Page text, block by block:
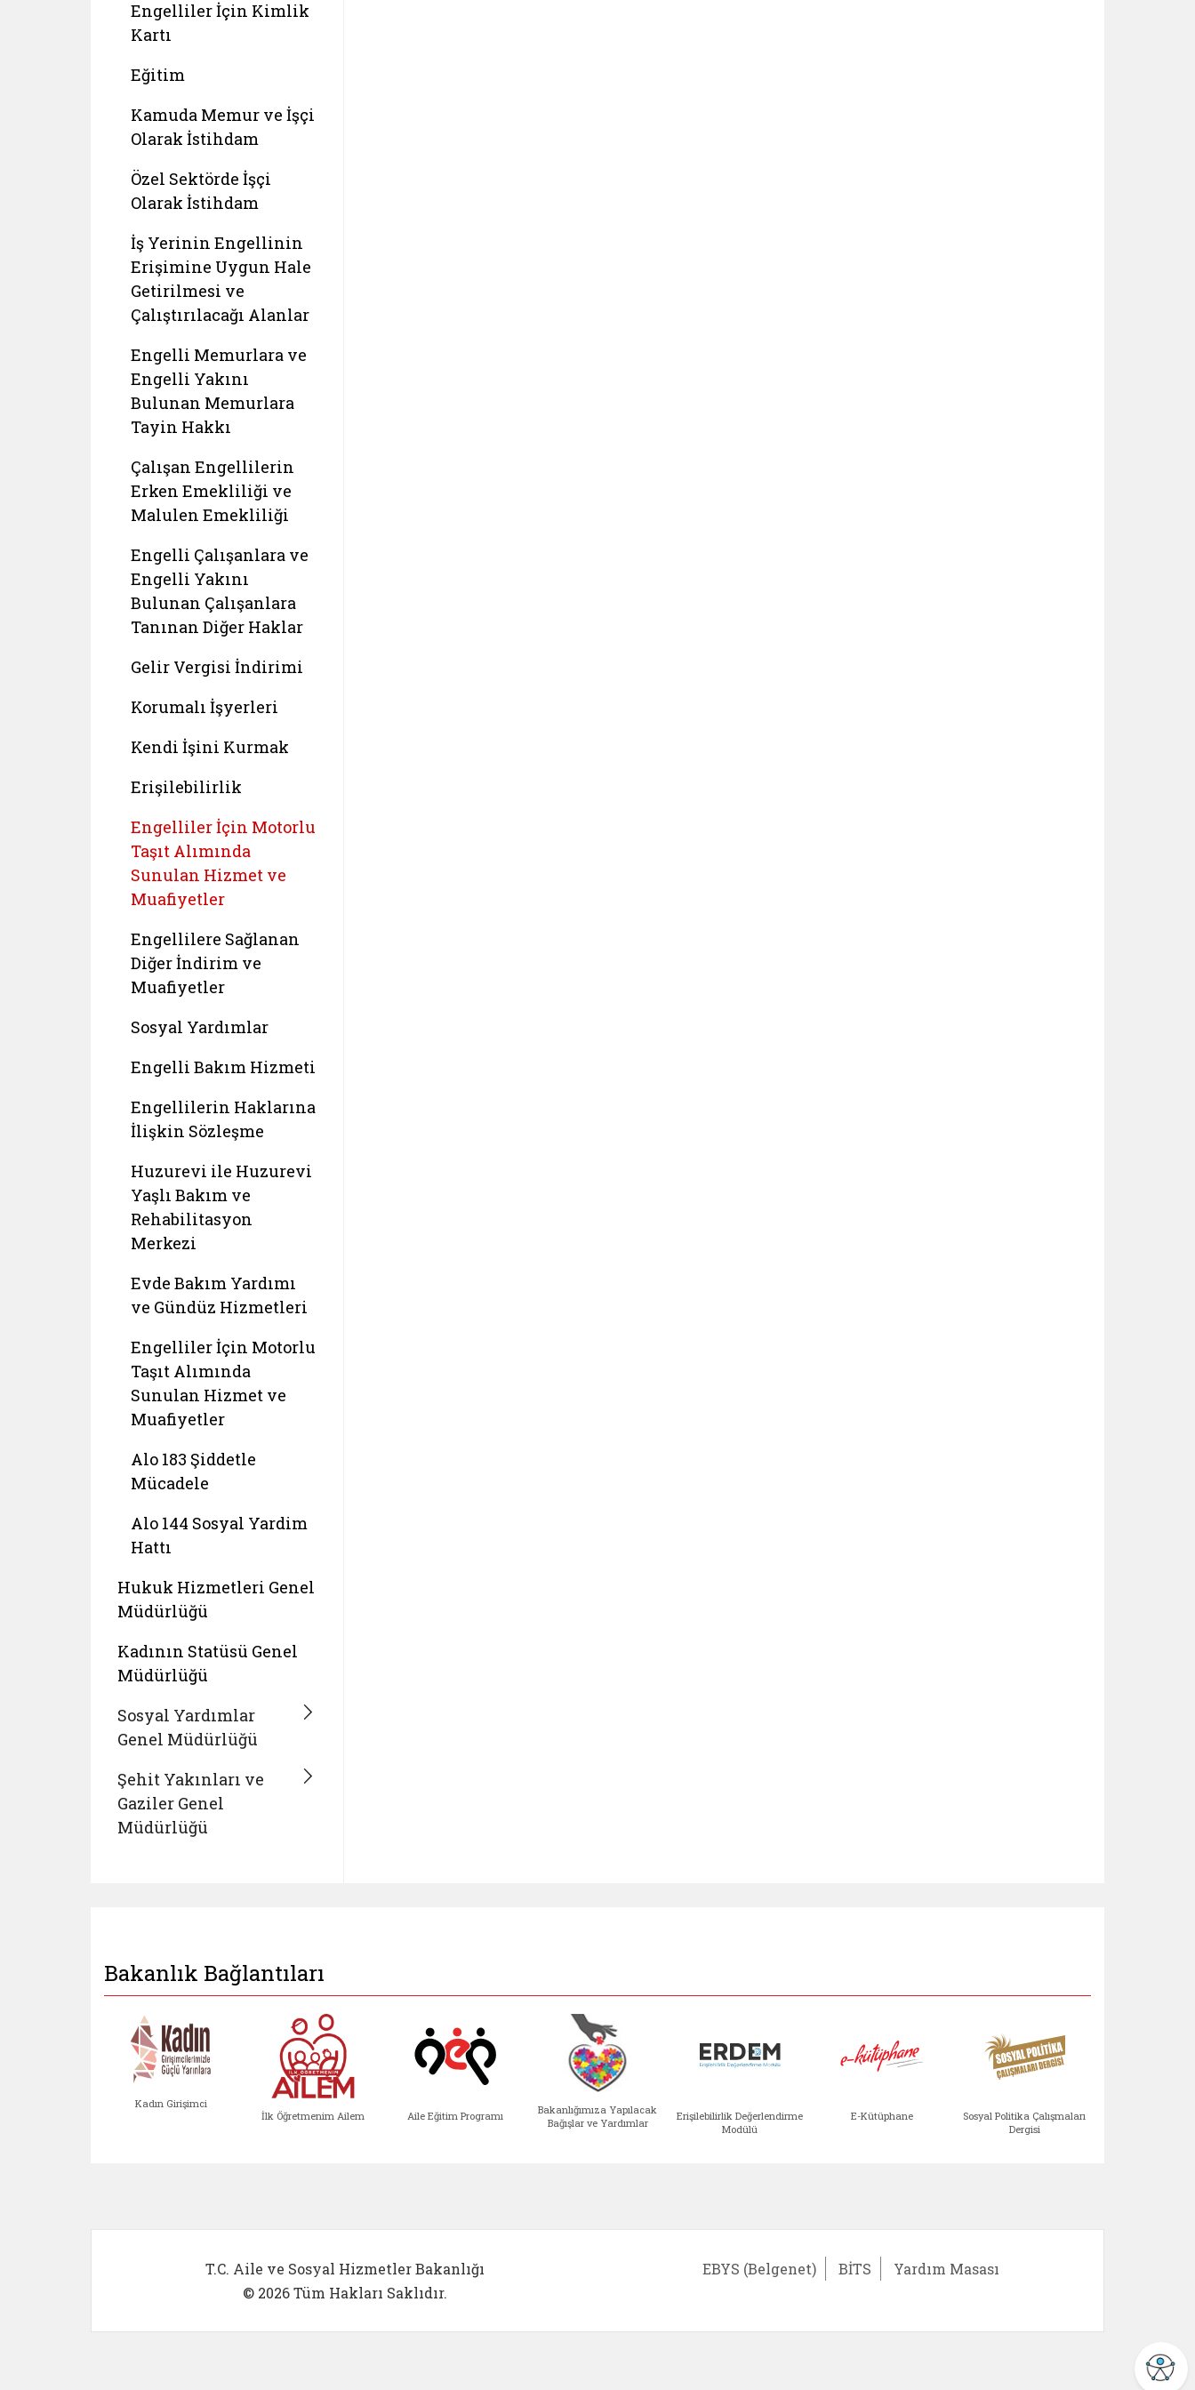
Engelliler İçin Kimlik
Kartı
Eğitim
Kamuda Memur ve İşçi
Olarak İstihdam
Özel Sektörde İşçi
Olarak İstihdam
İş Yerinin Engellinin
Erişimine Uygun Hale
Getirilmesi ve
Çalıştırılacağı Alanlar
Engelli Memurlara ve
Engelli Yakını
Bulunan Memurlara
Tayin Hakkı
Çalışan Engellilerin
Erken Emekliliği ve
Malulen Emekliliği
Engelli Çalışanlara ve
Engelli Yakını
Bulunan Çalışanlara
Tanınan Diğer Haklar
Gelir Vergisi İndirimi
Korumalı İşyerleri
Kendi İşini Kurmak
Erişilebilirlik
Engelliler İçin Motorlu
Taşıt Alımında
Sunulan Hizmet ve
Muafiyetler
Engellilere Sağlanan
Diğer İndirim ve
Muafiyetler
Sosyal Yardımlar
Engelli Bakım Hizmeti
Engellilerin Haklarına
İlişkin Sözleşme
Huzurevi ile Huzurevi
Yaşlı Bakım ve
Rehabilitasyon
Merkezi
Evde Bakım Yardımı
ve Gündüz Hizmetleri
Engelliler İçin Motorlu
Taşıt Alımında
Sunulan Hizmet ve
Muafiyetler
Alo 183 Şiddetle
Mücadele
Alo 144 Sosyal Yardim
Hattı
Hukuk Hizmetleri Genel
Müdürlüğü
Kadının Statüsü Genel
Müdürlüğü
Sosyal Yardımlar
Genel Müdürlüğü
Şehit Yakınları ve
Gaziler Genel
Müdürlüğü
Bakanlık Bağlantıları
Kadın Girişimci
İlk Öğretmenim Ailem Aile Eğitim Programı
Bakanlığımıza Yapılacak
Bağışlar ve Yardımlar
Erişilebilirlik Değerlendirme
Modülü
E-Kütüphane
Sosyal Politika Çalışmaları
Dergisi
T.C. Aile ve Sosyal Hizmetler Bakanlığı
© 2026 Tüm Hakları Saklıdır.
EBYS (Belgenet) BİTS Yardım Masası